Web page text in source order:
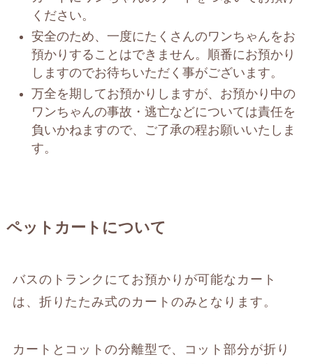
ください。
安全のため、一度にたくさんのワンちゃんをお
預かりすることはできません。順番にお預かり
しますのでお待ちいただく事がございます。
万全を期してお預かりしますが、お預かり中の
ワンちゃんの事故・逃亡などについては責任を
負いかねますので、ご了承の程お願いいたしま
す。
ペットカートについて
バスのトランクにてお預かりが可能なカート
は、折りたたみ式のカートのみとなります。
カートとコットの分離型で、コット部分が折り